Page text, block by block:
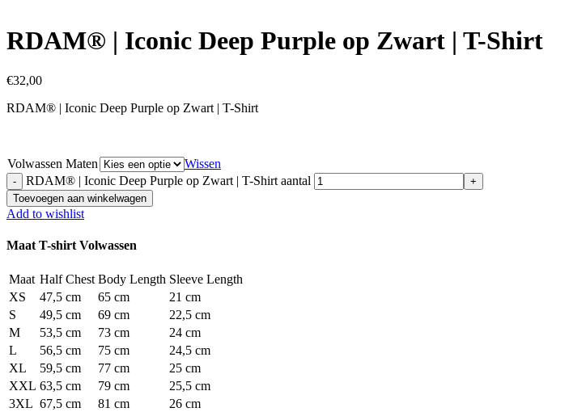
RDAM® | Iconic Deep Purple op Zwart | T-Shirt
€32,00
RDAM® | Iconic Deep Purple op Zwart | T-Shirt
Volwassen Maten
Wissen
RDAM® | Iconic Deep Purple op Zwart | T-Shirt aantal
Toevoegen aan winkelwagen
Add to wishlist
Maat T-shirt Volwassen
Maat Half Chest Body Length Sleeve Length
XS
47,5 cm 65 cm
21 cm
S
49,5 cm 69 cm
22,5 cm
M
53,5 cm 73 cm
24 cm
L
56,5 cm 75 cm
24,5 cm
XL
59,5 cm 77 cm
25 cm
XXL 63,5 cm 79 cm
25,5 cm
3XL 67,5 cm 81 cm
26 cm